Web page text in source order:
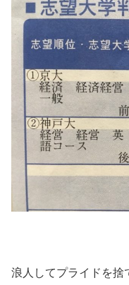
浪人してプライドを捨